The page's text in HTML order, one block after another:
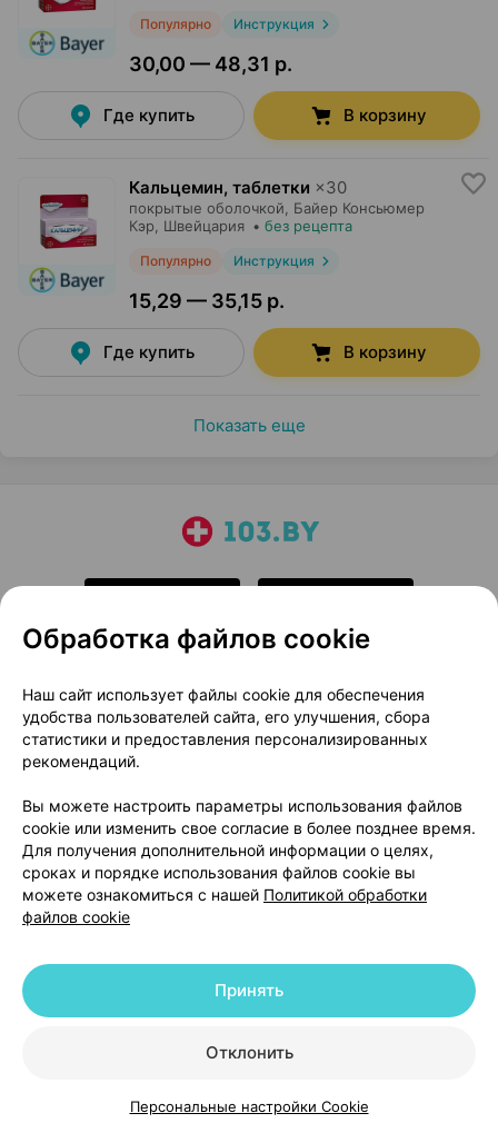
КаталогКорзинаИзбранноеПрофиль
Популярно Инструкция
30,00 — 48,31 р.
Где купить В корзину
Кальцемин, таблетки ×30
покрытые оболочкой, Байер Консьюмер
Кэр, Швейцария • без рецепта
Популярно Инструкция
15,29 — 35,15 р.
Где купить В корзину
Показать еще
О проекте
Новости проекта
Размещение рекламы
Медицинский маркетинг
Публичный договор
Пользовательское соглашение
Способы оплаты
Вакансии
Партнеры
Написать руководителю 103.by
Написать в поддержку
Персональные настройки Cookie
г. Минск, улица Толбухина, 2, пом. 16 | help@103.by
+375 291212755
Обработка файлов cookie
Наш сайт использует файлы cookie для обеспечения
удобства пользователей сайта, его улучшения, сбора
статистики и предоставления персонализированных
рекомендаций.
Вы можете настроить параметры использования файлов
cookie или изменить свое согласие в более позднее время.
Для получения дополнительной информации о целях,
сроках и порядке использования файлов cookie вы
можете ознакомиться с нашей Политикой обработки
файлов cookie
Отклонить
Принять
Персональные настройки Cookie